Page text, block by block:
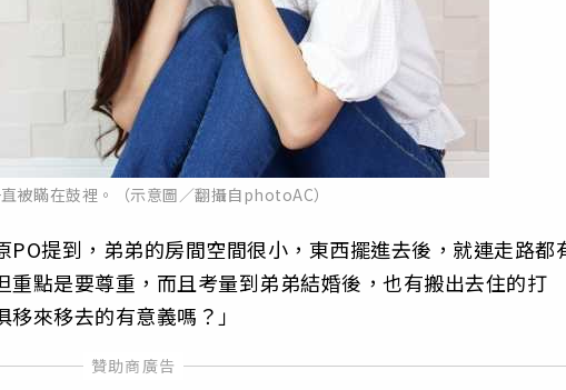
被瞞在鼓裡。（示意圖／翻攝自photoAC）
PO提到，弟弟的房間空間很小，東西擺進去後，就連走路都
重點是要尊重，而且考量到弟弟結婚後，也有搬出去住的打
來移去的有意義嗎？」